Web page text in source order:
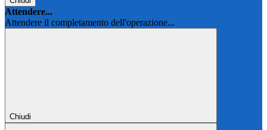
Attendere...
Attendere il completamento dell'operazione...
Chiudi